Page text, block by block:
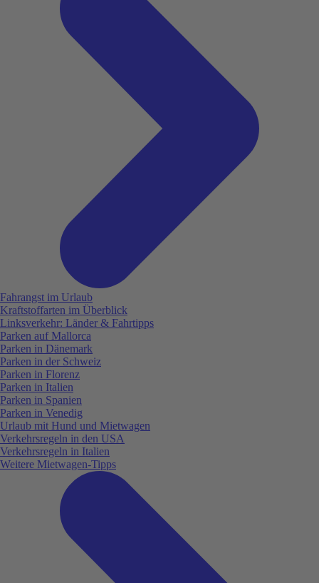
Fahrangst im Urlaub
Kraftstoffarten im Überblick
Linksverkehr: Länder & Fahrtipps
Parken auf Mallorca
Parken in Dänemark
Parken in der Schweiz
Parken in Florenz
Parken in Italien
Parken in Spanien
Parken in Venedig
Urlaub mit Hund und Mietwagen
Verkehrsregeln in den USA
Verkehrsregeln in Italien
Weitere Mietwagen-Tipps